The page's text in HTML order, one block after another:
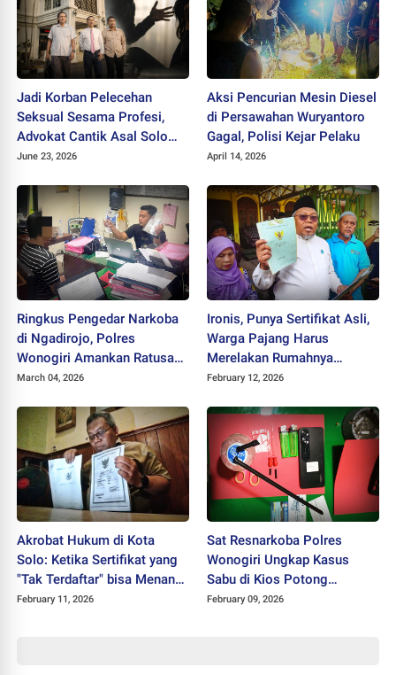
Jadi Korban Pelecehan
Seksual Sesama Profesi,
Advokat Cantik Asal Solo
Pertanyakan Tindakan Polisi
June 23, 2026
Aksi Pencurian Mesin Diesel
di Persawahan Wuryantoro
Gagal, Polisi Kejar Pelaku
April 14, 2026
Ringkus Pengedar Narkoba
di Ngadirojo, Polres
Wonogiri Amankan Ratusan
Butir Obat Daftar G dan Sabu
March 04, 2026
Ironis, Punya Sertifikat Asli,
Warga Pajang Harus
Merelakan Rumahnya
Dieksekusi
February 12, 2026
Akrobat Hukum di Kota
Solo: Ketika Sertifikat yang
"Tak Terdaftar" bisa Menang
Sengketa di Pengadilan
February 11, 2026
Sat Resnarkoba Polres
Wonogiri Ungkap Kasus
Sabu di Kios Potong
Rambut, Satu Pengguna
February 09, 2026